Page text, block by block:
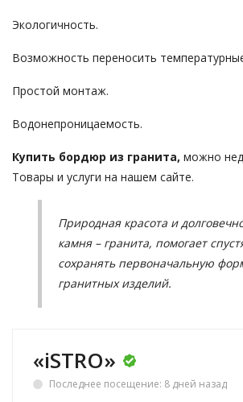
Экологичность.
Возможность переносить
Простой монтаж.
Водонепроницаемость.
Купить бордюр из гранита, можно
Товары и услуги на нашем сайте.
Природная красота и
камня – гранита, помогает
сохранять первоначальную
гранитных изделий.
«iSTRO»
Последнее посещение: 8 дней назад